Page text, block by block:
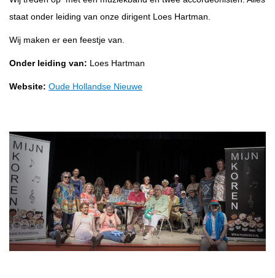
staat onder leiding van onze dirigent Loes Hartman.
Wij maken er een feestje van.
Onder leiding van: Loes Hartman
Website: Oude Hollandse Nieuwe